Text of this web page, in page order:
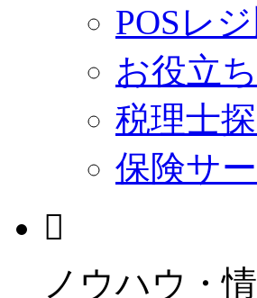
POSレ
お役立
税理士
保険サ
ノウハウ・